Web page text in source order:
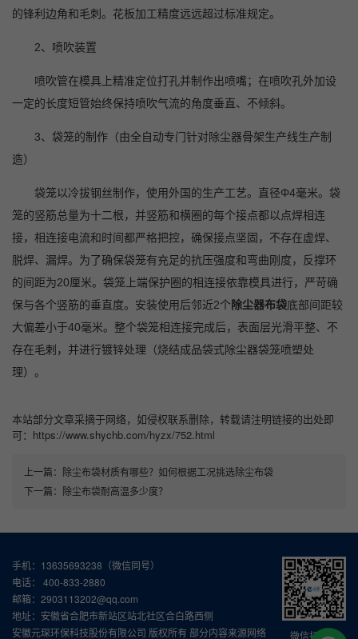
的锋利边角和毛刺。花板加工精度远远超过标准规定。
2、喷吹装置
喷吹管在模具上精准定位打孔并制作出喷嘴；在喷吹孔外加设
一定的长度短管始终保持喷吹气流的角度垂直、不倾斜。
3、袋笼的制作（由全自动专门针对除尘器骨架生产线生产制
造）
袋笼以冷拔钢丝制作，使用外国的生产工艺。直径Φ4毫米。袋
笼的竖筋总量为十二根，并竖筋和横圈的每个接点都以点焊相连
接，相连接电流和时间都严格把控，确保接点坚固，不存在虚焊、
脱焊、漏焊。为了确保袋笼有充足的抗压强度和弯曲刚度，反撑环
的间距为20厘米。袋笼上端保护圈的相连接依靠模具进行，严苛确
保与各个竖筋的垂直度。安装使用后邻近2个除尘器布袋底部间距较
大偏差小于40毫米。整个袋笼相连接完成后，表面层光滑平整、不
存在毛剌，并进行镀锌处理（烧结成品袋式除尘器袋笼喷塑处
理）。
本站部分文章采摘于网络，如侵权联系删除，转载请注明链接的出处即
可：https://www.shychb.com/hyzx/752.html
上一篇： 除尘布袋材质有哪些？如何根据工况挑选除尘布袋
下一篇： 除尘布袋耐高温多少度？
微信扫一扫
手机：13635693238（微信同号）
电话： 400-833-2880
邮箱：2903113202@qq.com
地址：安徽省合肥市新站区站北社区合白路西侧
安徽元琛环保科技股份有限公司 版权所有 部分内容来源网络